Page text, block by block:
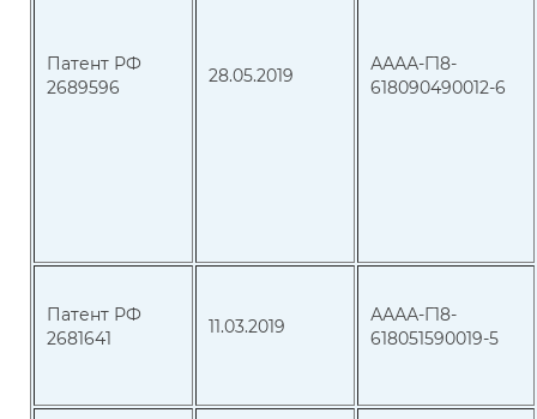
Патент РФ
2689596
28.05.2019
АААА-Г18-
618090490012-6
Патент РФ
2681641
11.03.2019
АААА-Г18-
618051590019-5